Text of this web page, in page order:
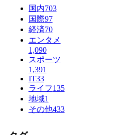
国内703
国際97
経済70
エンタメ
1,090
スポーツ
1,391
IT33
ライフ135
地域1
その他433